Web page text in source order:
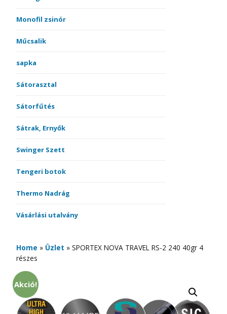
Monofil zsinór
Műcsalik
sapka
Sátorasztal
Sátorfűtés
Sátrak, Ernyők
Swinger Szett
Tengeri botok
Thermo Nadrág
Vásárlási utalvány
Home » Üzlet » SPORTEX NOVA TRAVEL RS-2 240 40gr 4
részes
Akció!